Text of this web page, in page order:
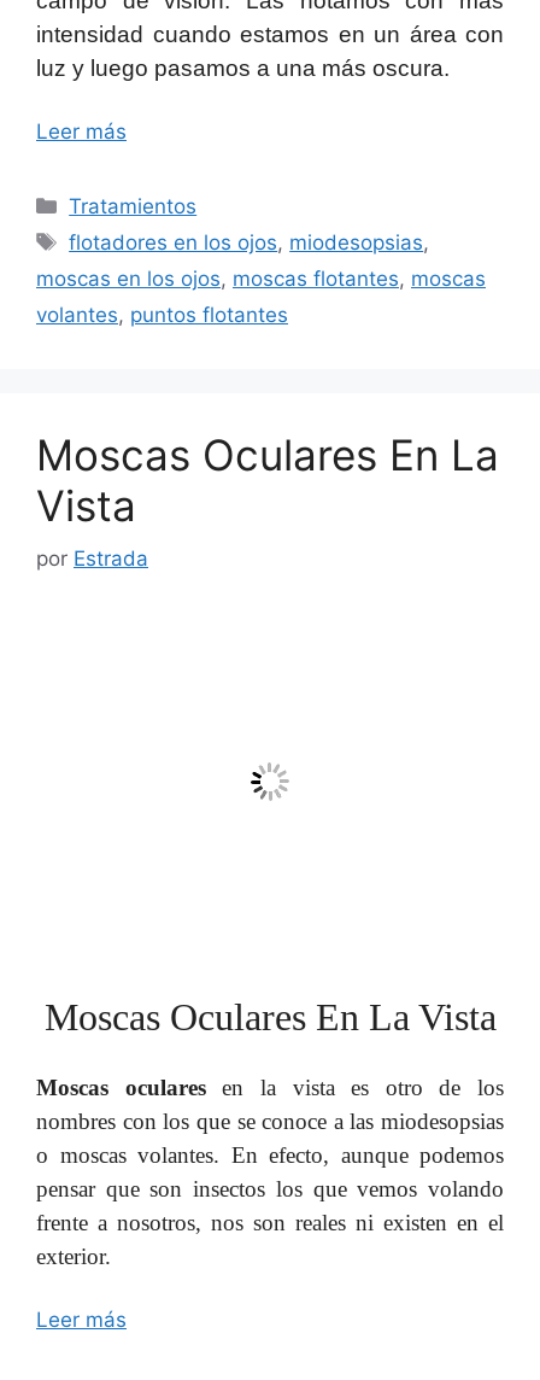
intensidad cuando estamos en un área con
luz y luego pasamos a una más oscura.
Leer más
Categorías
Tratamientos
Etiquetas
flotadores en los ojos, miodesopsias,
moscas en los ojos, moscas flotantes, moscas
volantes, puntos flotantes
Moscas Oculares En La
Vista
por Estrada
Moscas Oculares En La Vista
Moscas ocularesen la vista es otro de los
nombres con los que se conoce a las miodesopsias
o moscas volantes. En efecto, aunque podemos
pensar que son insectos los que vemos volando
frente a nosotros, nos son reales ni existen en el
exterior.
Leer más